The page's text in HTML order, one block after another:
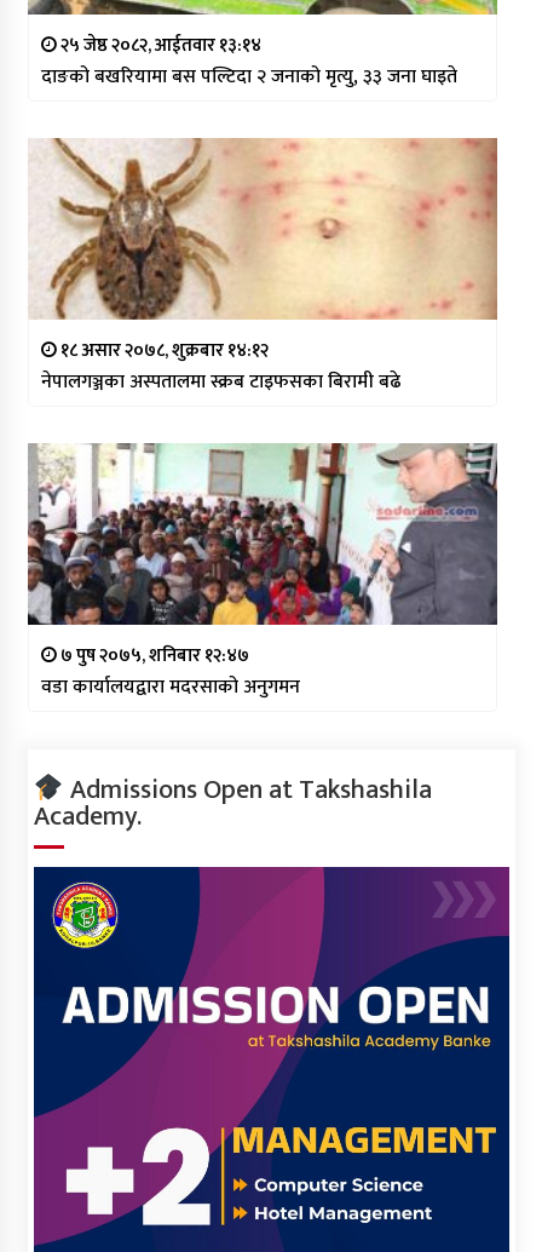
२५ जेष्ठ २०८२, आईतवार १३:१४
दाङको बखरियामा बस पल्टिदा २ जनाको मृत्यु, ३३ जना घाइते
१८ असार २०७८, शुक्रबार १४:१२
नेपालगञ्जका अस्पतालमा स्क्रब टाइफसका बिरामी बढे
७ पुष २०७५, शनिबार १२:४७
वडा कार्यालयद्वारा मदरसाको अनुगमन
Admissions Open at Takshashila
Academy.